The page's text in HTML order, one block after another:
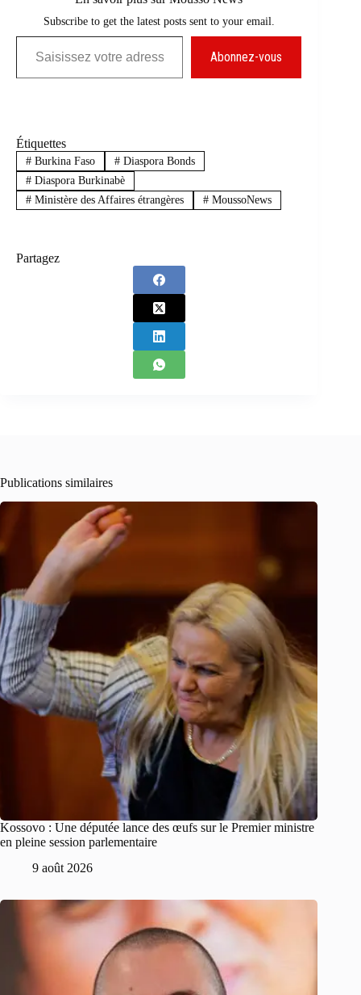
Subscribe to get the latest posts sent to your email.
Saisissez votre adresse e-mail…
Abonnez-vous
Étiquettes
#Burkina Faso #Diaspora Bonds
#Diaspora Burkinabè
#Ministère des Affaires étrangères #MoussoNews
Partagez
Publications similaires
Kossovo : Une députée lance des œufs sur le Premier ministre
en pleine session parlementaire
9 août 2026